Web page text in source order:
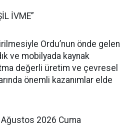
İVME”
Ordu’nun önde gelen
ve mobilyada kaynak
değerli üretim ve çevresel
önemli kazanımlar elde
2026 Cuma